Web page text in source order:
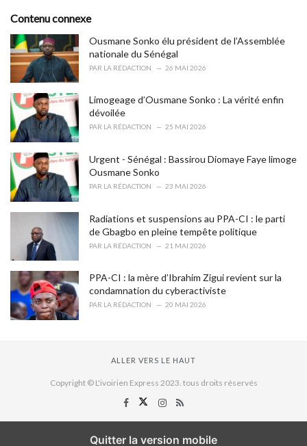
o
r
i
e
s
:Contenu connexe
Ousmane Sonko élu président de l’Assemblée
nationale du Sénégal
PAR LA RÉDACTION 26 MAI 2026
Limogeage d’Ousmane Sonko : La vérité enfin
dévoilée
PAR LA RÉDACTION 25 MAI 2026
Urgent - Sénégal : Bassirou Diomaye Faye limoge
Ousmane Sonko
PAR LA RÉDACTION 23 MAI 2026
Radiations et suspensions au PPA-CI : le parti
de Gbagbo en pleine tempête politique
PAR LA RÉDACTION 21 MAI 2026
PPA-CI : la mère d’Ibrahim Zigui revient sur la
condamnation du cyberactiviste
PAR LA RÉDACTION 20 MAI 2026
ALLER VERS LE HAUT
Copyright © L'ivoirien Express 2023. tous droits réservés
Quitter la version mobile